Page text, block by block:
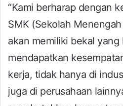
“Kami berharap dengan
SMK (Sekolah
akan memiliki bekal
mendapatkan
kerja, tidak hanya di
juga di perusahaan